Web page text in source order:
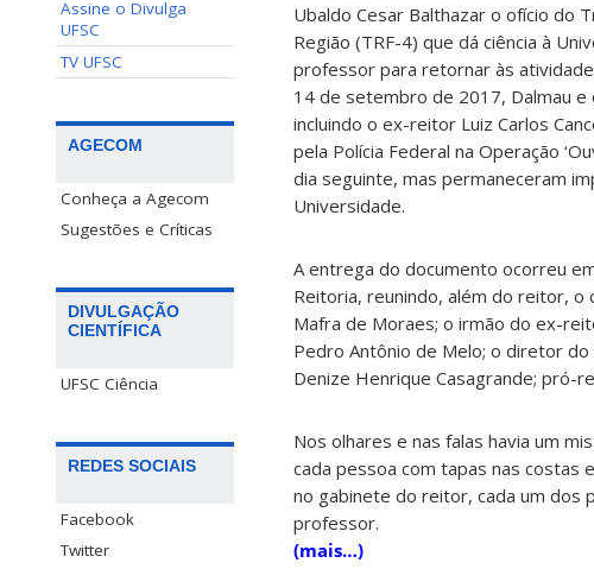
Assine o Divulga
UFSC
TV UFSC
AGECOM
Conheça a Agecom
Sugestões e Críticas
DIVULGAÇÃO
CIENTÍFICA
UFSC Ciência
REDES SOCIAIS
Facebook
Twitter
Ubaldo Cesar Balthazar o ofício do
Região (TRF-4) que dá ciência à
professor para retornar às
14 de setembro de 2017, Dalmau
incluindo o ex-reitor Luiz Carlos
pela Polícia Federal na Operação
dia seguinte, mas permaneceram
Universidade.
A entrega do documento ocorreu
Reitoria, reunindo, além do reitor, o
Mafra de Moraes; o irmão do ex-
Pedro Antônio de Melo; o diretor
Denize Henrique Casagrande; pró-
Nos olhares e nas falas havia um
cada pessoa com tapas nas costas
no gabinete do reitor, cada um dos
professor.
(mais…)